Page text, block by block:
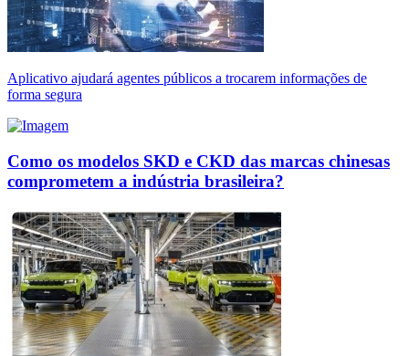
Aplicativo ajudará agentes públicos a trocarem informações de
forma segura
Como os modelos SKD e CKD das marcas chinesas
comprometem a indústria brasileira?